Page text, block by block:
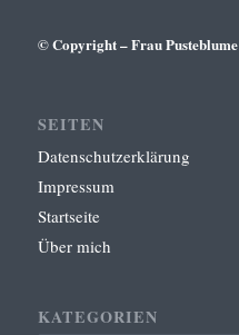
© Copyright – Frau Pusteblume
SEITEN
Datenschutzerklärung
Impressum
Startseite
Über mich
KATEGORIEN